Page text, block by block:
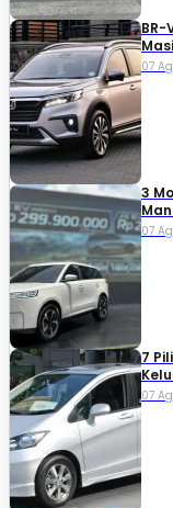
BR-
07
3
07
7
07